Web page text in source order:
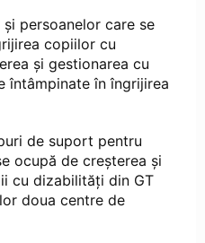
persoanelor care se
copiilor cu
și gestionarea cu
întâmpinate în îngrijirea
de suport pentru
ocupă de creșterea și
cu dizabilități din GT
doua centre de